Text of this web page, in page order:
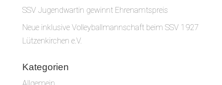
SSV Jugendwartin gewinnt Ehrenamtspreis
Neue inklusive Volleyballmannschaft beim SSV 1927
Lützenkirchen e.V.
Kategorien